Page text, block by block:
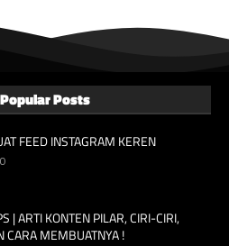
Posts
FEED INSTAGRAM KEREN
| ARTI KONTEN PILAR, CIRI-CIRI,
CARA MEMBUATNYA !